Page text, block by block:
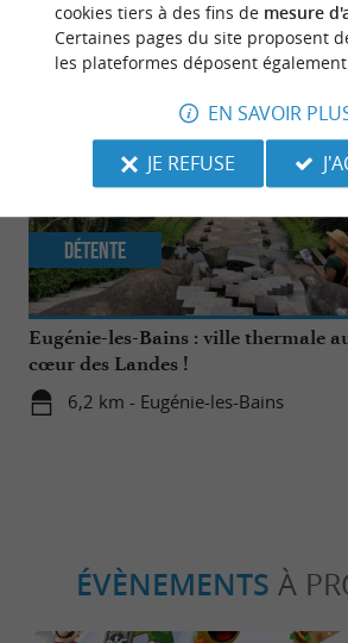
NOUS AVONS TESTÉ
Eugénie-les-Bains : ville thermale
cœur des Landes !
6,2 km - Eugénie-les-Bains
Détente
ÉVÈNEMENTS À
cookies tiers à des fins de mesure
Certaines pages du site proposent
les plateformes déposent
EN SAVOIR
JE REFUSE